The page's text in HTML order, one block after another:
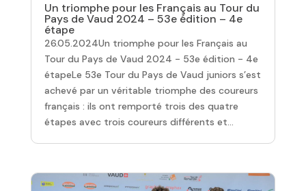
Un triomphe pour les Français au Tour du
Pays de Vaud 2024 – 53e édition – 4e
étape
26.05.2024Un triomphe pour les Français au
Tour du Pays de Vaud 2024 - 53e édition - 4e
étapeLe 53e Tour du Pays de Vaud juniors s’est
achevé par un véritable triomphe des coureurs
français : ils ont remporté trois des quatre
étapes avec trois coureurs différents et...